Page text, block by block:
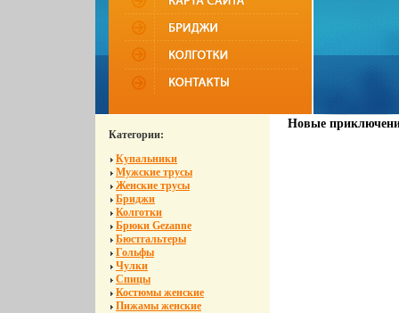
Категории:
Купальники
Мужские трусы
Женские трусы
Бриджи
Колготки
Брюки Gezanne
Бюстгальтеры
Гольфы
Чулки
Спицы
Костюмы женские
Пижамы женские
Новые